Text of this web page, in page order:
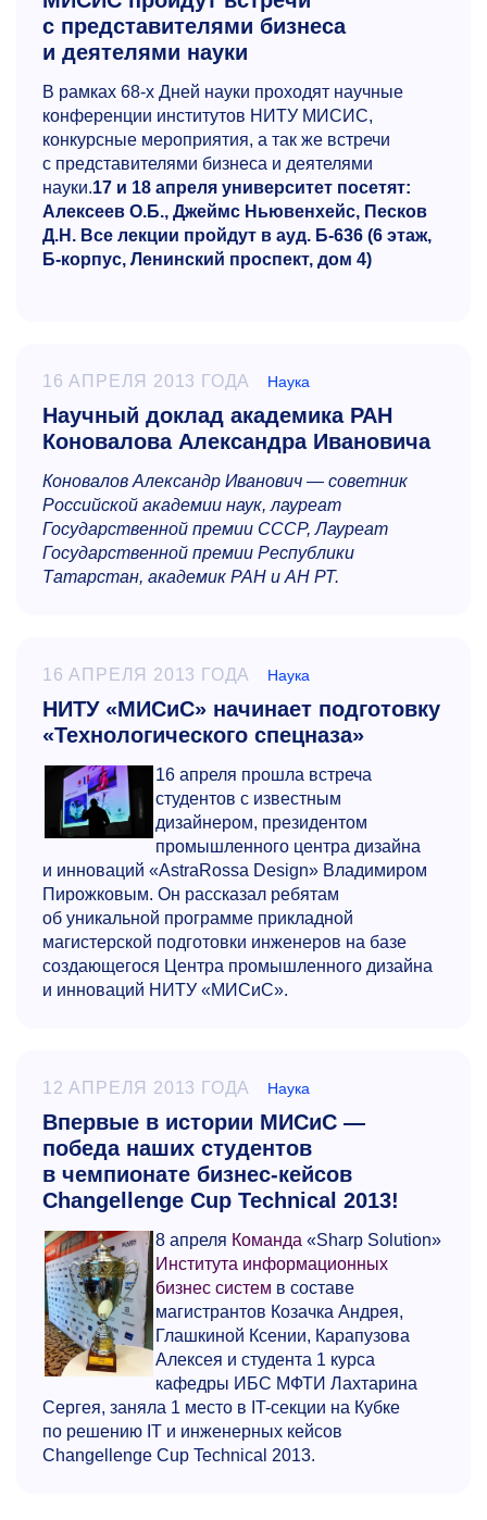
с представителями бизнеса
и деятелями науки
В рамках 68-х Дней науки проходят научные
конференции институтов НИТУ МИСИС,
конкурсные мероприятия, а так же встречи
с представителями бизнеса и деятелями
науки.17 и 18 апреля университет посетят:
Алексеев О.Б., Джеймс Ньювенхейс, Песков
Д.Н. Все лекции пройдут в ауд. Б-636 (6 этаж,
Б-корпус, Ленинский проспект, дом 4)
16 АПРЕЛЯ 2013 ГОДА Наука
Научный доклад академика РАН
Коновалова Александра Ивановича
Коновалов Александр Иванович — советник
Российской академии наук, лауреат
Государственной премии СССР, Лауреат
Государственной премии Республики
Татарстан, академик РАН и АН РТ.
16 АПРЕЛЯ 2013 ГОДА Наука
НИТУ «МИСиС» начинает подготовку
«Технологического спецназа»
16 апреля прошла встреча
студентов с известным
дизайнером, президентом
промышленного центра дизайна
и инноваций «AstraRossa Design» Владимиром
Пирожковым. Он рассказал ребятам
об уникальной программе прикладной
магистерской подготовки инженеров на базе
создающегося Центра промышленного дизайна
и инноваций НИТУ «МИСиС».
12 АПРЕЛЯ 2013 ГОДА Наука
Впервые в истории МИСиС —
победа наших студентов
в чемпионате бизнес-кейсов
Changellenge Cup Technical 2013!
8 апреля Команда «Sharp Solution»
Института информационных
бизнес систем в составе
магистрантов Козачка Андрея,
Глашкиной Ксении, Карапузова
Алексея и студента 1 курса
кафедры ИБС МФТИ Лахтарина
Сергея, заняла 1 место в IT-секции на Кубке
по решению IT и инженерных кейсов
Changellenge Cup Technical 2013.